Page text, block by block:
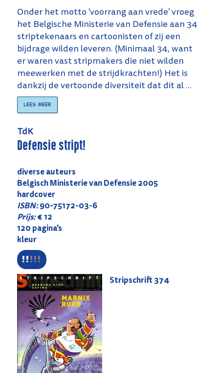
Onder het motto 'voorrang aan vrede' vroeg
het Belgische Ministerie van Defensie aan 34
striptekenaars en cartoonisten of zij een
bijdrage wilden leveren. (Minimaal 34, want
er waren vast stripmakers die niet wilden
meewerken met de strijdkrachten!) Het is
dankzij de vertoonde diversiteit dat dit al ...
Lees meer
TdK
Defensie stript!
diverse auteurs
Belgisch Ministerie van Defensie 2005
hardcover
ISBN:90-75172-03-6
Prijs:€ 12
120 pagina's
kleur
Stripschrift374